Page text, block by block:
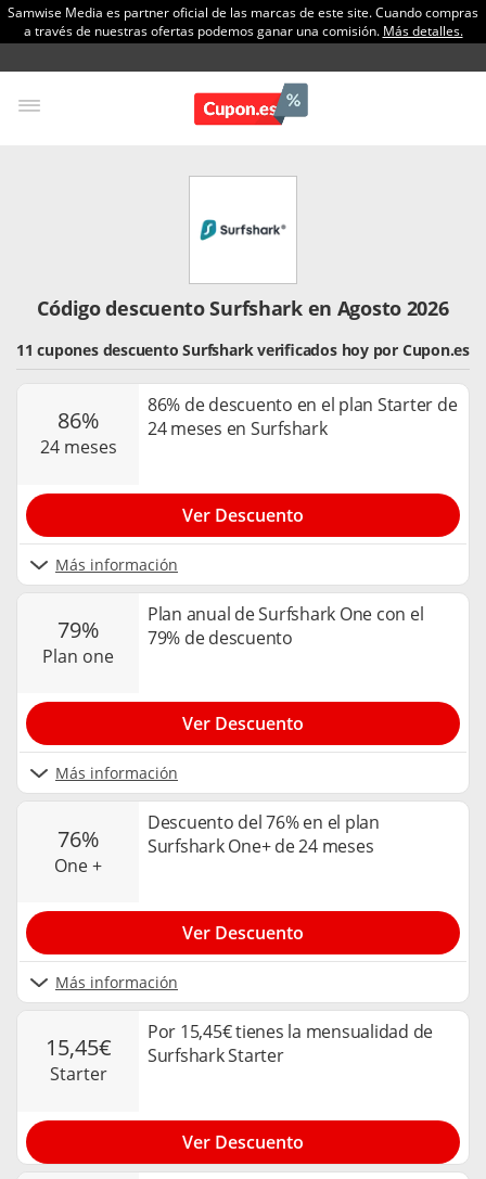
Samwise Media es partner oficial de las marcas de este site. Cuando compras
a través de nuestras ofertas podemos ganar una comisión. Más detalles.
Código descuento Surfshark en Agosto 2026
11 cupones descuento Surfshark verificados hoy por Cupon.es
86%
24 meses
86% de descuento en el plan Starter de
24 meses en Surfshark
Más información
Ver Descuento
79%
plan one
Plan anual de Surfshark One con el
79% de descuento
Más información
Ver Descuento
76%
one +
Descuento del 76% en el plan
Surfshark One+ de 24 meses
Más información
Ver Descuento
15,45€
starter
Por 15,45€ tienes la mensualidad de
Surfshark Starter
Ver Descuento